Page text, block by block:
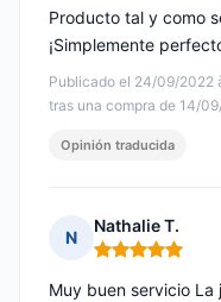
Publicado el 24/09/2022
tras una compra de 14/
Producto tal y como
¡Simplemente
Opinión traducida
N
Nathalie T.
Nota: 5 de 5
Muy buen servicio